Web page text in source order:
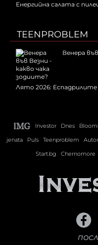
Енергийна салата с
TEENPROBLEM
Венера
Лято 2026:
Investor Dnes
jenata
Puls Teenproblem
Start.bg
Chernomore